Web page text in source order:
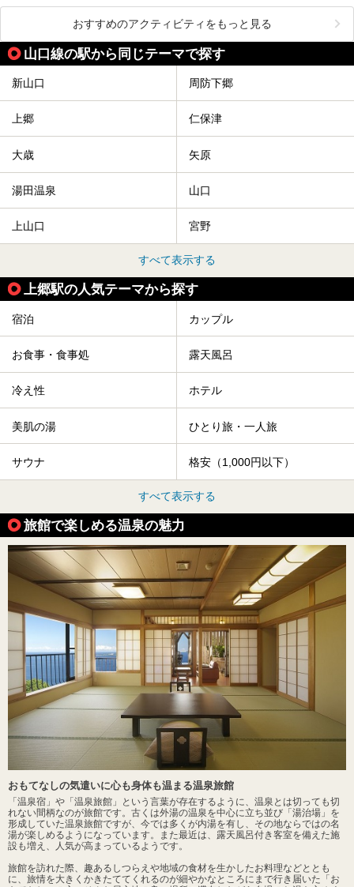
おすすめのアクティビティをもっと見る
山口線の駅から同じテーマで探す
新山口 周防下郷
上郷 仁保津
大歳 矢原
湯田温泉 山口
上山口 宮野
すべて表示する
上郷駅の人気テーマから探す
宿泊 カップル
お食事・食事処 露天風呂
冷え性 ホテル
美肌の湯 ひとり旅・一人旅
サウナ 格安（1,000円以下）
すべて表示する
旅館で楽しめる温泉の魅力
おもてなしの気遣いに心も身体も温まる温泉旅館
「温泉宿」や「温泉旅館」という言葉が存在するように、温泉とは切っても切
れない間柄なのが旅館です。古くは外湯の温泉を中心に立ち並び「湯治場」を
形成していた温泉旅館ですが、今では多くが内湯を有し、その地ならではの名
湯が楽しめるようになっています。また最近は、露天風呂付き客室を備えた施
設も増え、人気が高まっているようです。
旅館を訪れた際、趣あるしつらえや地域の食材を生かしたお料理などととも
に、旅情を大きくかきたててくれるのが細やかなところにまで行き届いた「お